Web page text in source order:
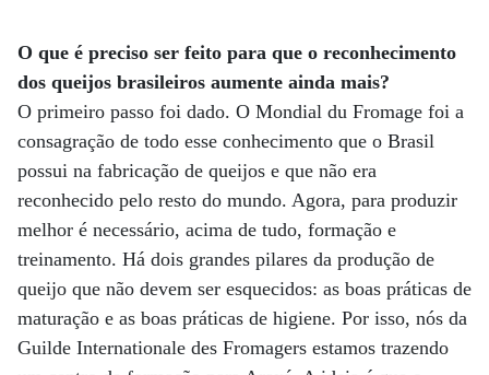
O que é preciso ser feito para que o reconhecimento
dos queijos brasileiros aumente ainda mais?
O primeiro passo foi dado. O Mondial du Fromage foi a
consagração de todo esse conhecimento que o Brasil
possui na fabricação de queijos e que não era
reconhecido pelo resto do mundo. Agora, para produzir
melhor é necessário, acima de tudo, formação e
treinamento. Há dois grandes pilares da produção de
queijo que não devem ser esquecidos: as boas práticas de
maturação e as boas práticas de higiene. Por isso, nós da
Guilde Internationale des Fromagers estamos trazendo